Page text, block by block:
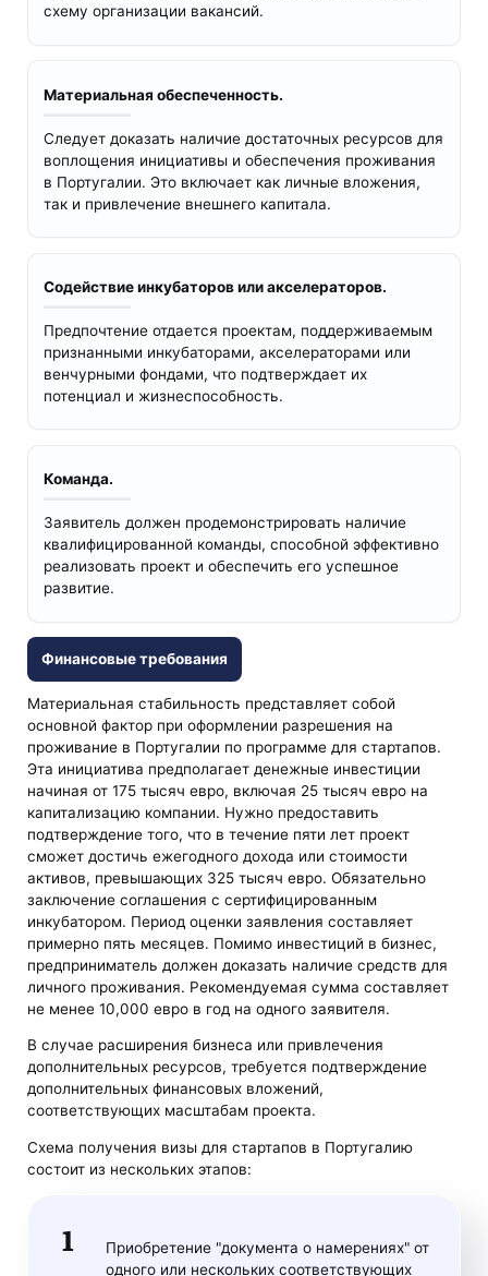
схему организации вакансий.
Материальная обеспеченность.
Следует доказать наличие достаточных ресурсов для
воплощения инициативы и обеспечения проживания
в Португалии. Это включает как личные вложения,
так и привлечение внешнего капитала.
Содействие инкубаторов или акселераторов.
Предпочтение отдается проектам, поддерживаемым
признанными инкубаторами, акселераторами или
венчурными фондами, что подтверждает их
потенциал и жизнеспособность.
Команда.
Заявитель должен продемонстрировать наличие
квалифицированной команды, способной эффективно
реализовать проект и обеспечить его успешное
развитие.
Финансовые требования
Материальная стабильность представляет собой
основной фактор при оформлении разрешения на
проживание в Португалии по программе для стартапов.
Эта инициатива предполагает денежные инвестиции
начиная от 175 тысяч евро, включая 25 тысяч евро на
капитализацию компании. Нужно предоставить
подтверждение того, что в течение пяти лет проект
сможет достичь ежегодного дохода или стоимости
активов, превышающих 325 тысяч евро. Обязательно
заключение соглашения с сертифицированным
инкубатором. Период оценки заявления составляет
примерно пять месяцев. Помимо инвестиций в бизнес,
предприниматель должен доказать наличие средств для
личного проживания. Рекомендуемая сумма составляет
не менее 10,000 евро в год на одного заявителя.
В случае расширения бизнеса или привлечения
дополнительных ресурсов, требуется подтверждение
дополнительных финансовых вложений,
соответствующих масштабам проекта.
Схема получения визы для стартапов в Португалию
состоит из нескольких этапов:
Приобретение "документа о намерениях" от
одного или нескольких соответствующих